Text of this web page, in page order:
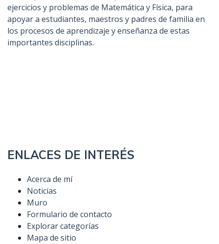
ejercicios y problemas de Matemática y Física, para
apoyar a estudiantes, maestros y padres de familia en
los procesos de aprendizaje y enseñanza de estas
importantes disciplinas.
ENLACES DE INTERÉS
Acerca de mí
Noticias
Muro
Formulario de contacto
Explorar categorías
Mapa de sitio